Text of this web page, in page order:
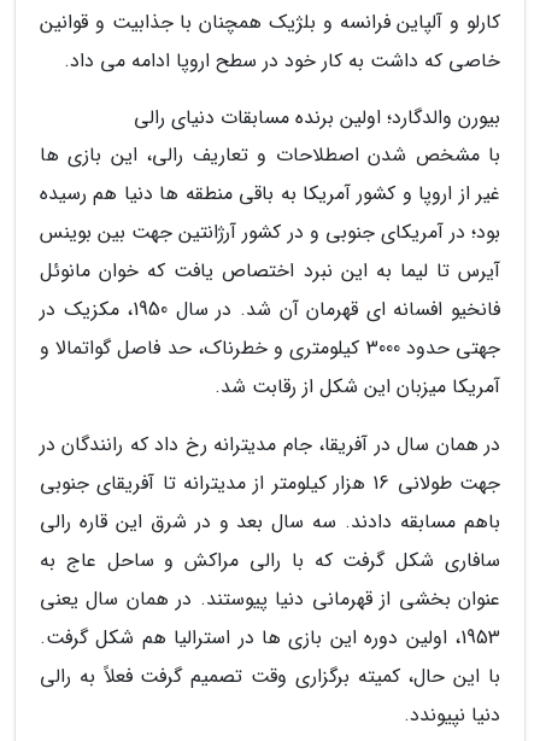
کارلو و آلپاین فرانسه و بلژیک همچنان با جذابیت و قوانین
خاصی که داشت به کار خود در سطح اروپا ادامه می داد.
بیورن والدگارد؛ اولین برنده مسابقات دنیای رالی
با مشخص شدن اصطلاحات و تعاریف رالی، این بازی ها
غیر از اروپا و کشور آمریکا به باقی منطقه ها دنیا هم رسیده
بود؛ در آمریکای جنوبی و در کشور آرژانتین جهت بین بوینس
آیرس تا لیما به این نبرد اختصاص یافت که خوان مانوئل
فانخیو افسانه ای قهرمان آن شد. در سال 1950، مکزیک در
جهتی حدود 3000 کیلومتری و خطرناک، حد فاصل گواتمالا و
آمریکا میزبان این شکل از رقابت شد.
در همان سال در آفریقا، جام مدیترانه رخ داد که رانندگان در
جهت طولانی 16 هزار کیلومتر از مدیترانه تا آفریقای جنوبی
باهم مسابقه دادند. سه سال بعد و در شرق این قاره رالی
سافاری شکل گرفت که با رالی مراکش و ساحل عاج به
عنوان بخشی از قهرمانی دنیا پیوستند. در همان سال یعنی
1953، اولین دوره این بازی ها در استرالیا هم شکل گرفت.
با این حال، کمیته برگزاری وقت تصمیم گرفت فعلاً به رالی
دنیا نپیوندد.